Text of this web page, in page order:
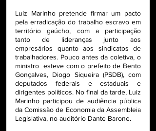
Luiz Marinho pretende firmar um pacto
pela erradicação do trabalho escravo em
território gaúcho, com a participação
tanto de lideranças junto aos
empresários quanto aos sindicatos de
trabalhadores. Pouco antes da coletiva, o
ministro  esteve com o prefeito de Bento
Gonçalves, Diogo Siqueira (PSDB), com
deputados federais e estaduais e
dirigentes políticos. No final da tarde, Luiz
Marinho participou de audiência pública
da Comissão de Economia da Assembleia
Legislativa, no auditório Dante Barone.